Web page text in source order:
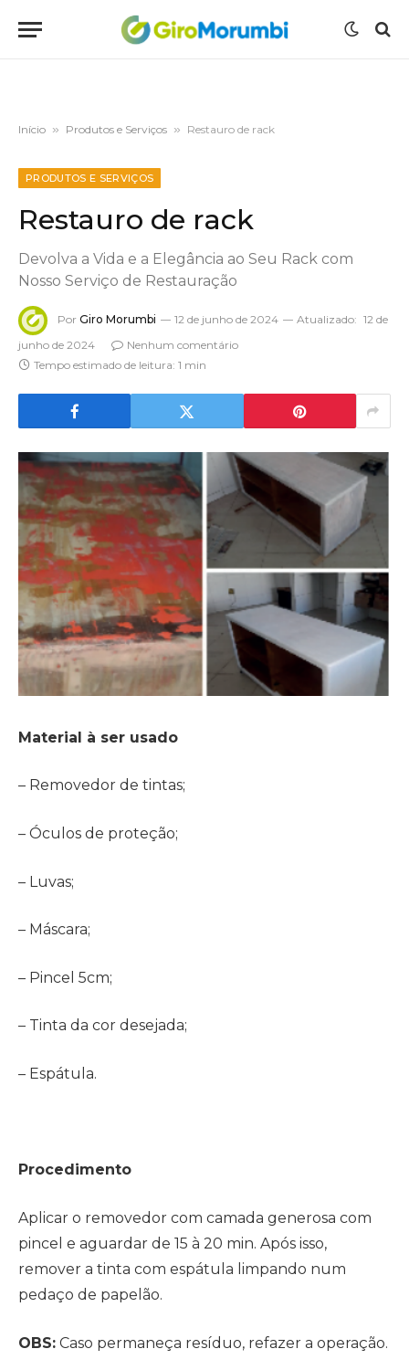
Início » Produtos e Serviços » Restauro de rack
PRODUTOS E SERVIÇOS
Restauro de rack
Devolva a Vida e a Elegância ao Seu Rack com
Nosso Serviço de Restauração
Por Giro Morumbi 12 de junho de 2024 Atualizado: 12 de
junho de 2024
Nenhum comentário
Tempo estimado de leitura: 1 min
Material à ser usado
– Removedor de tintas;
– Óculos de proteção;
– Luvas;
– Máscara;
– Pincel 5cm;
– Tinta da cor desejada;
– Espátula.
Procedimento
Aplicar o removedor com camada generosa com
pincel e aguardar de 15 à 20 min. Após isso,
remover a tinta com espátula limpando num
pedaço de papelão.
OBS: Caso permaneça resíduo, refazer a operação.